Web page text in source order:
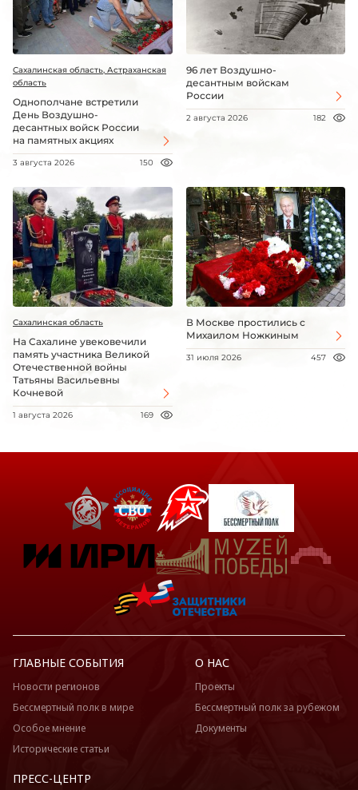
Сахалинская область, Астраханская
область
Однополчане встретили
День Воздушно-
десантных войск России
на памятных акциях
3 августа 2026 150
96 лет Воздушно-
десантным войскам
России
2 августа 2026 182
Сахалинская область
На Сахалине увековечили
память участника Великой
Отечественной войны
Татьяны Васильевны
Кочневой
1 августа 2026 169
В Москве простились с
Михаилом Ножкиным
31 июля 2026 457
ГЛАВНЫЕ СОБЫТИЯ
Новости регионов
Бессмертный полк в мире
Особое мнение
Исторические статьи
О НАС
Проекты
Бессмертный полк за рубежом
Документы
ПРЕСС-ЦЕНТР